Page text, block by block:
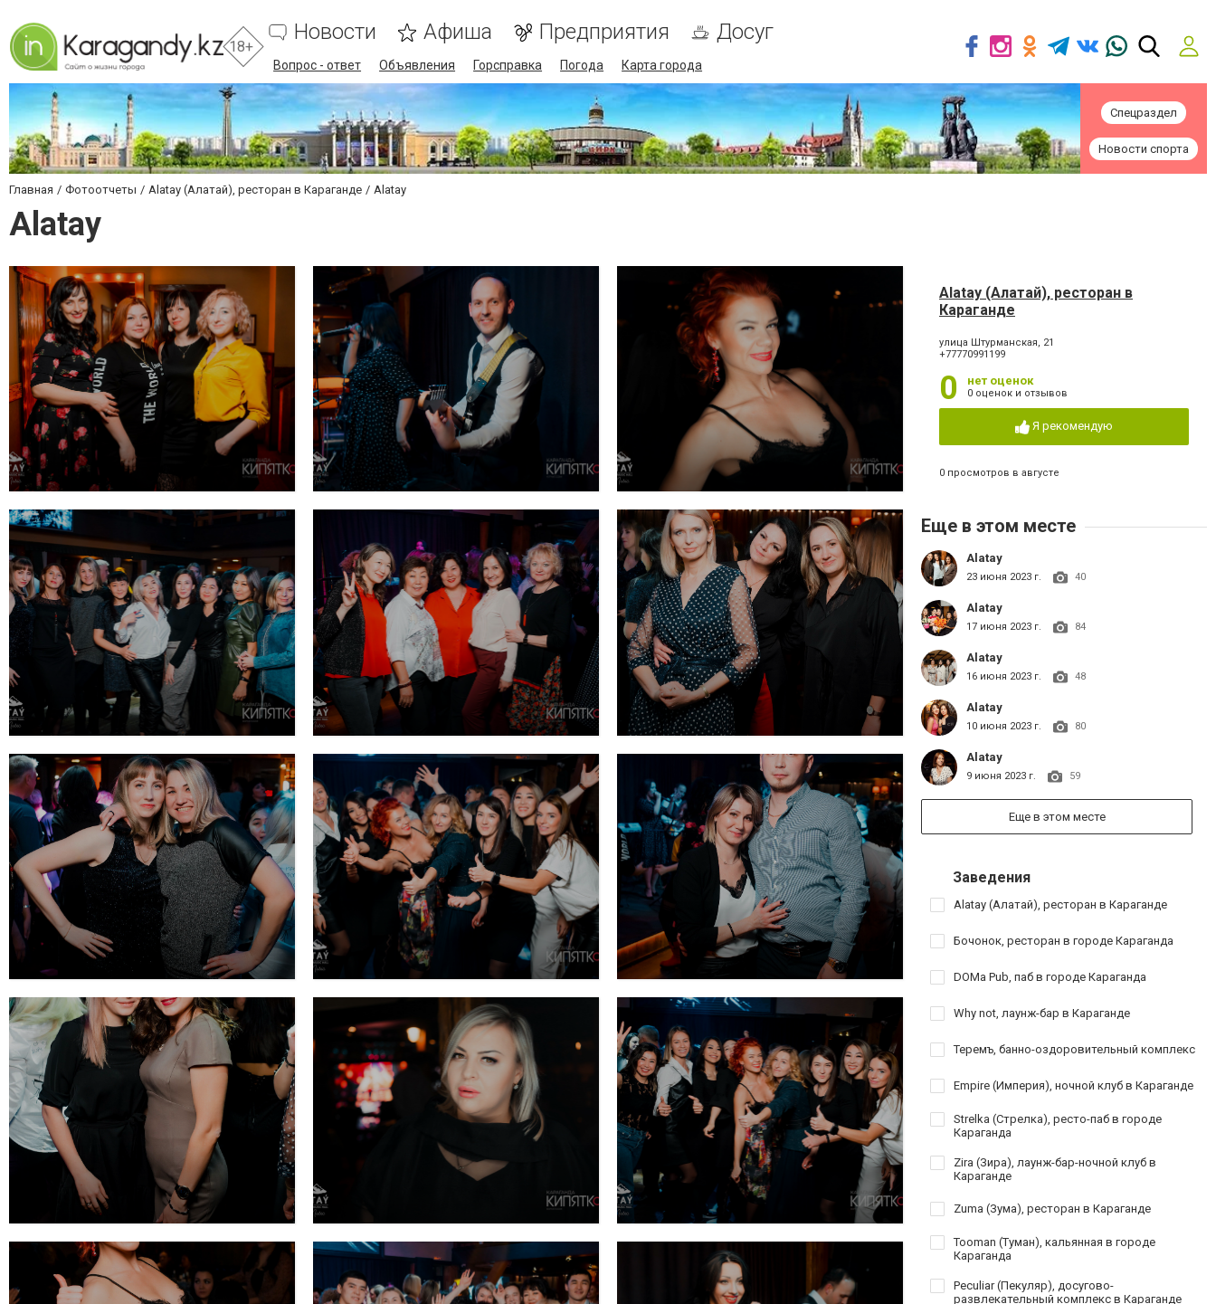
18+
Новости Афиша Предприятия Досуг
Вопрос - ответ Объявления Горсправка Погода Карта города
Спецраздел
Новости спорта
Главная Фотоотчеты Alatay (Алатай), ресторан в Караганде Alatay
Alatay
Alatay (Алатай), ресторан в
Караганде
улица Штурманская, 21
+77770991199
0 нет оценок
0 оценок и отзывов
Я рекомендую
0 просмотров в августе
Еще в этом месте
Alatay
23 июня 2023 г. 40
Alatay
17 июня 2023 г. 84
Alatay
16 июня 2023 г. 48
Alatay
10 июня 2023 г. 80
Alatay
9 июня 2023 г. 59
Еще в этом месте
Заведения
Alatay (Алатай), ресторан в Караганде
Бочонок, ресторан в городе Караганда
DOMa Pub, паб в городе Караганда
Why not, лаунж-бар в Караганде
Теремъ, банно-оздоровительный комплекс
Empire (Империя), ночной клуб в Караганде
Strelka (Стрелка), ресто-паб в городе
Караганда
Zira (Зира), лаунж-бар-ночной клуб в
Караганде
Zuma (Зума), ресторан в Караганде
Tooman (Туман), кальянная в городе
Караганда
Peculiar (Пекуляр), досугово-
развлекательный комплекс в Караганде